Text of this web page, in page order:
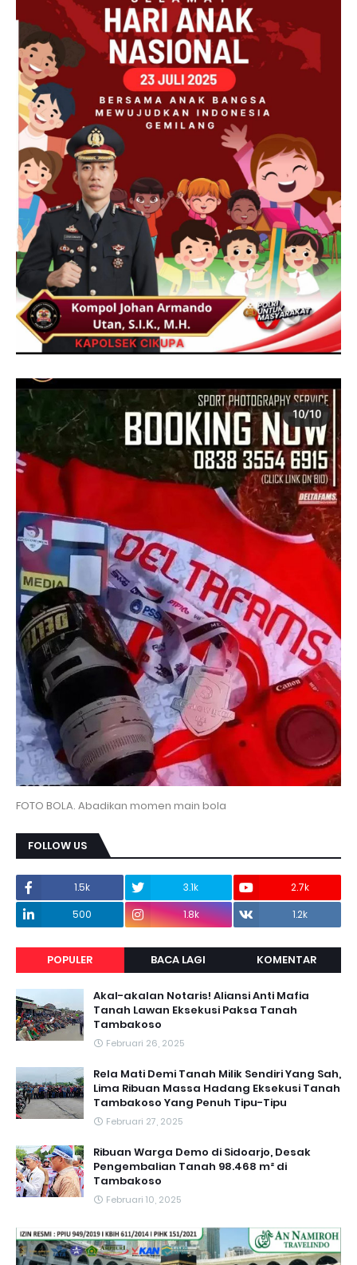
FOTO BOLA. Abadikan momen main bola
FOLLOW US
1.5k 3.1k
2.7k
500
1.8k 1.2k
POPULER BACA LAGI KOMENTAR
Akal-akalan Notaris! Aliansi Anti Mafia
Tanah Lawan Eksekusi Paksa Tanah
Tambakoso
Februari 26, 2025
Rela Mati Demi Tanah Milik Sendiri Yang Sah,
Lima Ribuan Massa Hadang Eksekusi Tanah
Tambakoso Yang Penuh Tipu-Tipu
Februari 27, 2025
Ribuan Warga Demo di Sidoarjo, Desak
Pengembalian Tanah 98.468 m² di
Tambakoso
Februari 10, 2025